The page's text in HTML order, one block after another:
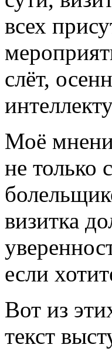
всех
слёт,
Моё
не только
визитка
если
Вот из
текст